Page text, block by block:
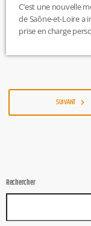
C’est une nouvelle
de Saône-et-Loire a
prise en charge
préfectures du
cours sur des
SUIVANT navigate_next
Rechercher